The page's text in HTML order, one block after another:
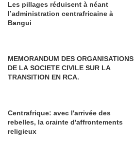
Les pillages réduisent à néant
l’administration centrafricaine à
Bangui
MEMORANDUM DES ORGANISATIONS
DE LA SOCIETE CIVILE SUR LA
TRANSITION EN RCA.
Centrafrique: avec l'arrivée des
rebelles, la crainte d'affrontements
religieux